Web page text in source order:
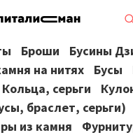
Броши
Бусины
на нитях
Бусы
Кольца, серьги
браслет, серьги)
из камня